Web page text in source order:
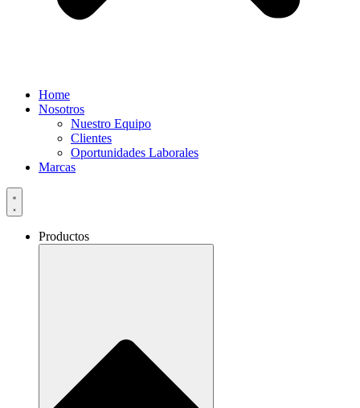
Home
Nosotros
Nuestro Equipo
Clientes
Oportunidades Laborales
Marcas
Productos